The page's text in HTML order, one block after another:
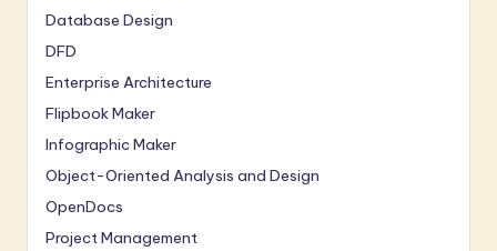
Database Design
DFD
Enterprise Architecture
Flipbook Maker
Infographic Maker
Object-Oriented Analysis and Design
OpenDocs
Project Management